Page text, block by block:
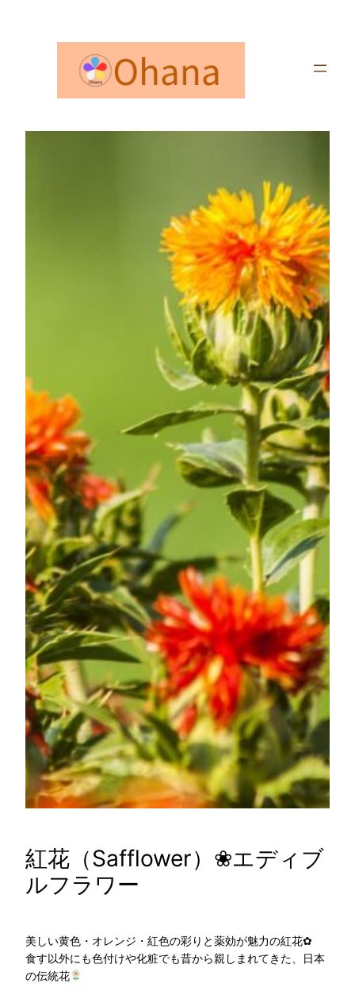
紅花（Safflower）❀エディブ
ルフラワー
美しい黄色・オレンジ・紅色の彩りと薬効が魅力の紅花✿
食す以外にも色付けや化粧でも昔から親しまれてきた、日本
の伝統花